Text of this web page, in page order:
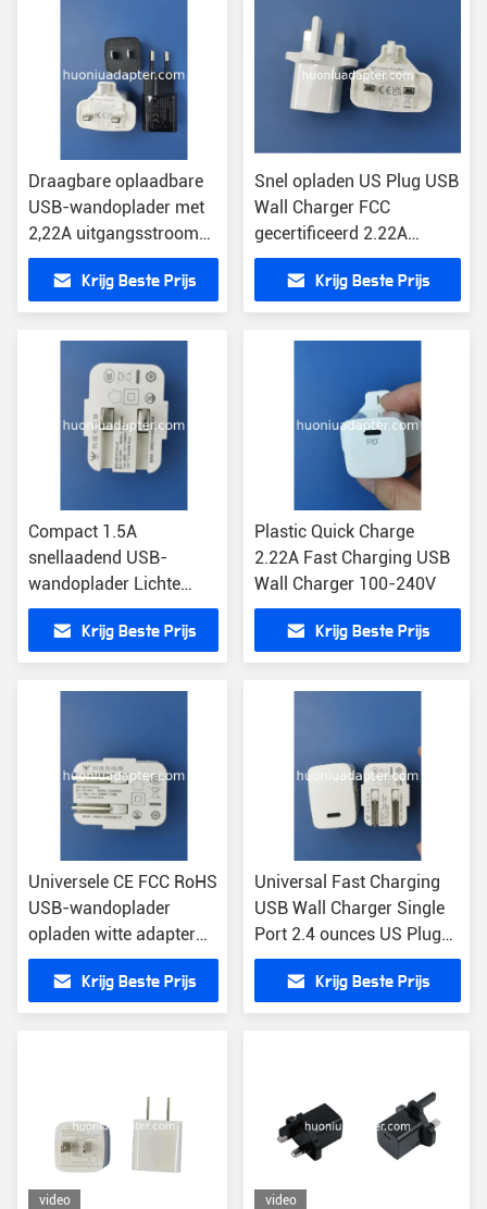
Draagbare oplaadbare
USB-wandoplader met
2,22A uitgangsstroom
CE/FCC/RoHS
gecertificeerdKrijg Beste Prijs
Snel opladen US Plug USB
Wall Charger FCC
gecertificeerd 2.22A
Uitgang lichtgewicht
Krijg Beste Prijs
Compact 1.5A
snellaadend USB-
wandoplader Lichte
USB-stroomadapter
Krijg Beste Prijs
Plastic Quick Charge
2.22A Fast Charging USB
Wall Charger 100-240V
Krijg Beste Prijs
Universele CE FCC RoHS
USB-wandoplader
opladen witte adapter
met
kortsluitbescherming
Krijg Beste Prijs
Universal Fast Charging
USB Wall Charger Single
Port 2.4 ounces US Plug
met
overstroombescherming
Krijg Beste Prijs
video video